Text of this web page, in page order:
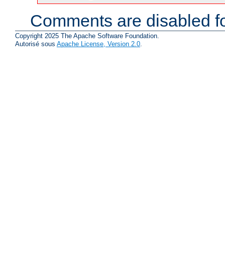
Comments are disabled
Copyright 2025 The Apache Software Foundation.
Autorisé sous Apache License, Version 2.0.